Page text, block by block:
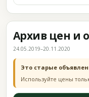
Архив цен и
24.05.2019–20.11.2020
Это старые
Используйте цены